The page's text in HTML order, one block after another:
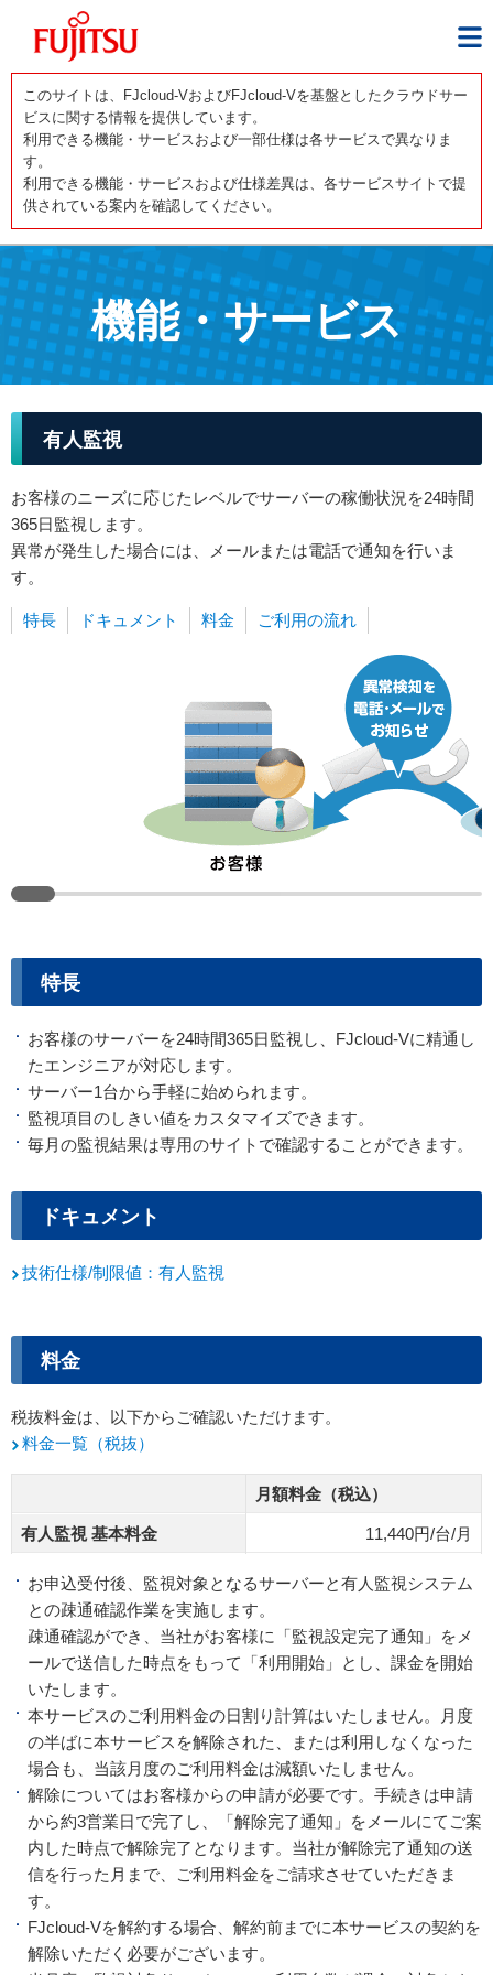
このサイトは、FJcloud-VおよびFJcloud-Vを基盤としたクラウドサー
ビスに関する情報を提供しています。
利用できる機能・サービスおよび一部仕様は各サービスで異なりま
す。
利用できる機能・サービスおよび仕様差異は、各サービスサイトで提
供されている案内を確認してください。
機能・サービス
有人監視
お客様のニーズに応じたレベルでサーバーの稼働状況を24時間
365日監視します。
異常が発生した場合には、メールまたは電話で通知を行いま
す。
特長 ドキュメント 料金 ご利用の流れ
特長
お客様のサーバーを24時間365日監視し、FJcloud-Vに精通し
たエンジニアが対応します。
サーバー1台から手軽に始められます。
監視項目のしきい値をカスタマイズできます。
毎月の監視結果は専用のサイトで確認することができます。
ドキュメント
技術仕様/制限値：有人監視
料金
税抜料金は、以下からご確認いただけます。
料金一覧（税抜）
月額料金（税込）
有人監視 基本料金 11,440円/台/月
お申込受付後、監視対象となるサーバーと有人監視システム
との疎通確認作業を実施します。
疎通確認ができ、当社がお客様に「監視設定完了通知」をメ
ールで送信した時点をもって「利用開始」とし、課金を開始
いたします。
本サービスのご利用料金の日割り計算はいたしません。月度
の半ばに本サービスを解除された、または利用しなくなった
場合も、当該月度のご利用料金は減額いたしません。
解除についてはお客様からの申請が必要です。手続きは申請
から約3営業日で完了し、「解除完了通知」をメールにてご案
内した時点で解除完了となります。当社が解除完了通知の送
信を行った月まで、ご利用料金をご請求させていただきま
す。
FJcloud-Vを解約する場合、解約前までに本サービスの契約を
解除いただく必要がございます。